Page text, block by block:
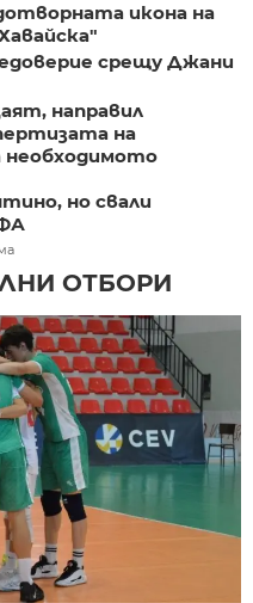
икона на
срещу Джани
направил
на
необходимото
но свали
ОТБОРИ